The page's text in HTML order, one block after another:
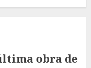
obra de